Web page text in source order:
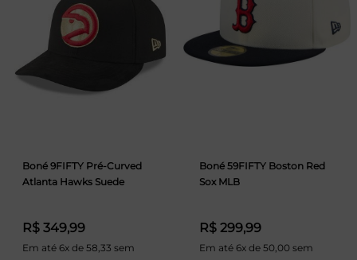
Boné 9FIFTY Pré-Curved
Atlanta Hawks Suede
R$ 349,99
Em até 6x de 58,33 sem
Boné 59FIFTY Boston Red
Sox MLB
R$ 299,99
Em até 6x de 50,00 sem